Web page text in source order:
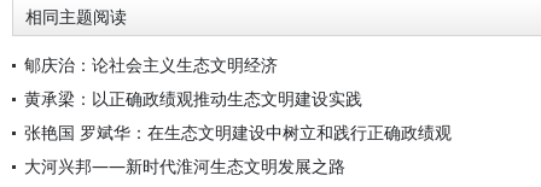
相同主题阅读
郇庆治：论社会主义生态文明经济
黄承梁：以正确政绩观推动生态文明建设实践
张艳国 罗斌华：在生态文明建设中树立和践行正确政绩观
大河兴邦——新时代淮河生态文明发展之路